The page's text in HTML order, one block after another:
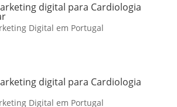
digital para Cardiologia
Digital em Portugal
digital para Cardiologia
Digital em Portugal